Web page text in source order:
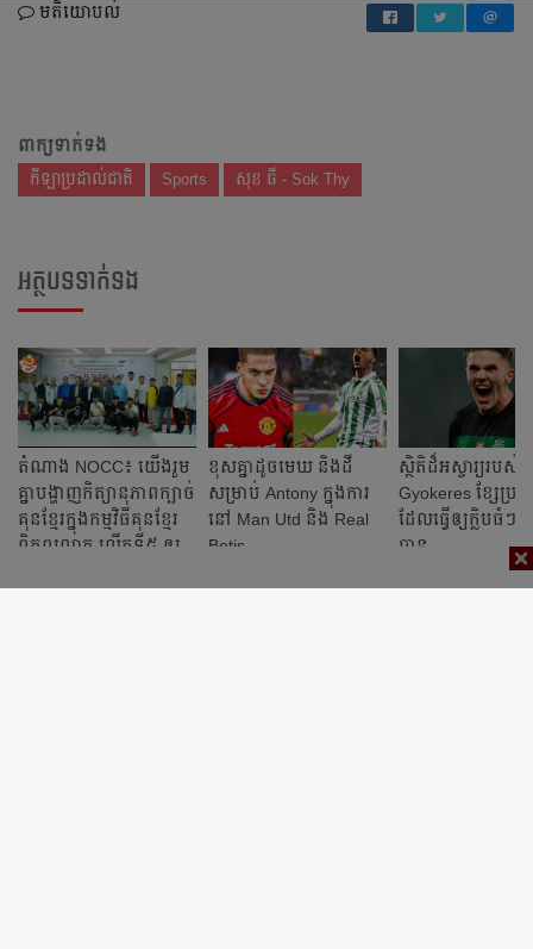
មតិយោបល់
ពាក្យទាក់ទង
កីឡាប្រដាល់ជាតិ Sports សុខ ធី - Sok Thy
អត្ថបទទាក់ទង
តំណាង​ NOCC៖​ យើង​រួម​
គ្នា​បង្ហាញ​កិត្យានុភាព​ក្បាច់​
គុន​ខ្មែរ​ក្នុង​កម្មវិធី​គុន​ខ្មែរ​
ពិភពលោក​ លើក​ទី៥​ ឲ្យ​
ខុស​គ្នា​ដូច​មេឃ​ និង​ដី
សម្រាប់ Antony ក្នុង​ការ​
នៅ Man Utd និង Real
Betis
​ស្ថិតិ​ដ៏​អស្ចារ្យ​​របស់
Gyokeres ខ្សែ​ប្រយុ
ដែល​​ធ្វើ​ឲ្យ​ក្លិប​ធំៗ​
បាន​